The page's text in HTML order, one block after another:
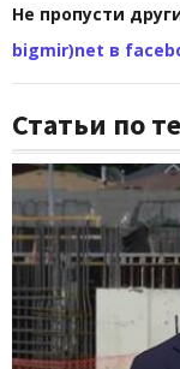
Не пропусти
bigmir)net в
Статьи по